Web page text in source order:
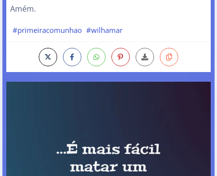
Amém.
#primeiracomunhao #wilhamar